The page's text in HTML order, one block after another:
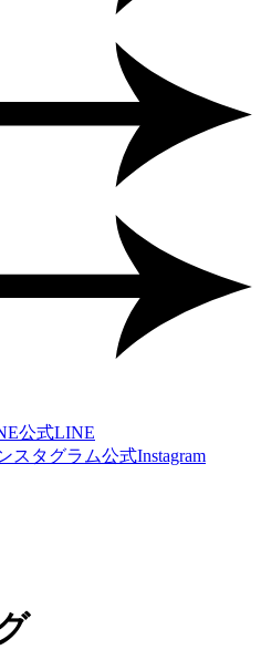
公式LINE
公式Instagram